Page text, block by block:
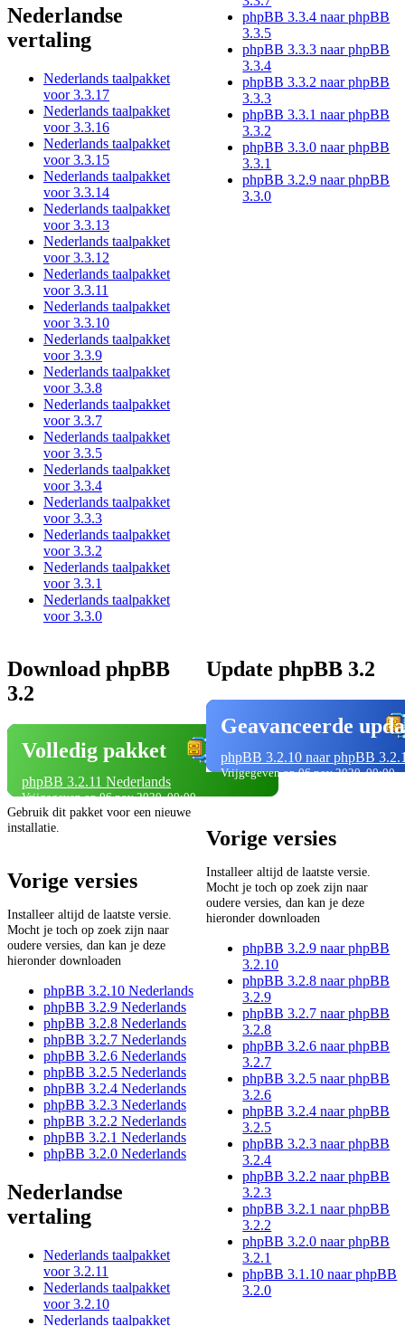
Nederlandse
vertaling
Nederlands taalpakket
voor 3.3.17
Nederlands taalpakket
voor 3.3.16
Nederlands taalpakket
voor 3.3.15
Nederlands taalpakket
voor 3.3.14
Nederlands taalpakket
voor 3.3.13
Nederlands taalpakket
voor 3.3.12
Nederlands taalpakket
voor 3.3.11
Nederlands taalpakket
voor 3.3.10
Nederlands taalpakket
voor 3.3.9
Nederlands taalpakket
voor 3.3.8
Nederlands taalpakket
voor 3.3.7
Nederlands taalpakket
voor 3.3.5
Nederlands taalpakket
voor 3.3.4
Nederlands taalpakket
voor 3.3.3
Nederlands taalpakket
voor 3.3.2
Nederlands taalpakket
voor 3.3.1
Nederlands taalpakket
voor 3.3.0
phpBB 3.3.4 naar phpBB
3.3.5
phpBB 3.3.3 naar phpBB
3.3.4
phpBB 3.3.2 naar phpBB
3.3.3
phpBB 3.3.1 naar phpBB
3.3.2
phpBB 3.3.0 naar phpBB
3.3.1
phpBB 3.2.9 naar phpBB
3.3.0
Download phpBB
3.2
Volledig pakket
phpBB 3.2.11 Nederlands
Vrijgegeven op 06 nov 2020, 00:00
Gebruik dit pakket voor een nieuwe
installatie.
Vorige versies
Installeer altijd de laatste versie.
Mocht je toch op zoek zijn naar
oudere versies, dan kan je deze
hieronder downloaden
phpBB 3.2.10 Nederlands
phpBB 3.2.9 Nederlands
phpBB 3.2.8 Nederlands
phpBB 3.2.7 Nederlands
phpBB 3.2.6 Nederlands
phpBB 3.2.5 Nederlands
phpBB 3.2.4 Nederlands
phpBB 3.2.3 Nederlands
phpBB 3.2.2 Nederlands
phpBB 3.2.1 Nederlands
phpBB 3.2.0 Nederlands
Nederlandse
vertaling
Nederlands taalpakket
voor 3.2.11
Nederlands taalpakket
voor 3.2.10
Nederlands taalpakket
Update phpBB 3.2
Geavanceerde
phpBB 3.2.10 naar phpBB
Vrijgegeven op 06 nov 2020, 00:00
Vorige versies
Installeer altijd de laatste versie.
Mocht je toch op zoek zijn naar
oudere versies, dan kan je deze
hieronder downloaden
phpBB 3.2.9 naar phpBB
3.2.10
phpBB 3.2.8 naar phpBB
3.2.9
phpBB 3.2.7 naar phpBB
3.2.8
phpBB 3.2.6 naar phpBB
3.2.7
phpBB 3.2.5 naar phpBB
3.2.6
phpBB 3.2.4 naar phpBB
3.2.5
phpBB 3.2.3 naar phpBB
3.2.4
phpBB 3.2.2 naar phpBB
3.2.3
phpBB 3.2.1 naar phpBB
3.2.2
phpBB 3.2.0 naar phpBB
3.2.1
phpBB 3.1.10 naar phpBB
3.2.0